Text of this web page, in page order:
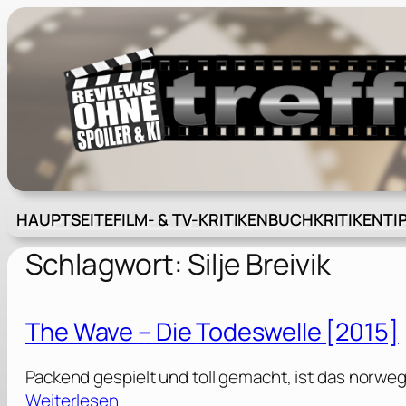
Zum
Inhalt
springen
HAUPTSEITEFILM- & TV-KRITIKENBUCHKRITIKEN
Schlagwort: Silje Breivik
The Wave – Die Todeswelle [2015]
Packend gespielt und toll gemacht, ist das
Weiterlesen: